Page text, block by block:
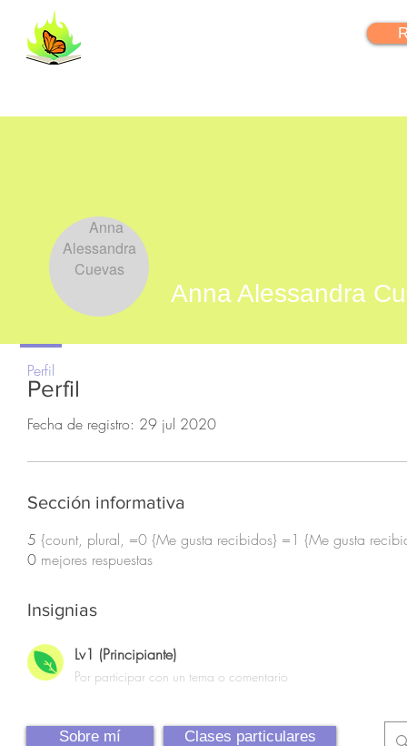
Perfil
Fecha de registro: 29 jul 2020
Sección informativa
5 {count, plural, =0 {Me gusta recibidos} =1 {Me gusta
0 mejores respuestas
Insignias
Lv1 (Principiante)
Por participar con un tema o comentario
Anna Alessandra
Perfil
Sobre mí Clases particulares